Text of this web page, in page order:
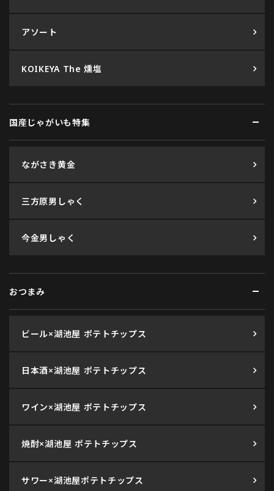
アソート
KOIKEYA The 燻塩
国産じゃがいも特集
ながさき黄金
三方原男しゃく
今金男しゃく
おつまみ
ビール×湖池屋 ポテトチップス
日本酒×湖池屋 ポテトチップス
ワイン×湖池屋 ポテトチップス
焼酎×湖池屋 ポテトチップス
サワー×湖池屋ポテトチップス